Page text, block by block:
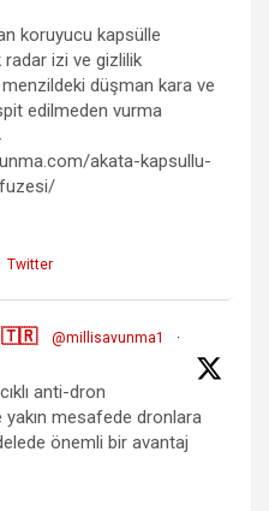
koruyucu kapsülle
radar izi ve gizlilik
düşman kara ve
edilmeden vurma
akata-kapsullu-
Twitter
🇹🇷 @millisavunma1
·
anti-dron
yakın mesafede dronlara
önemli bir avantaj